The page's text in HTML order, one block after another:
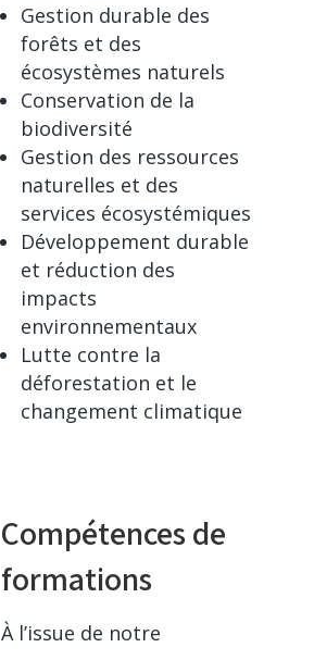
Gestion durable des
forêts et des
écosystèmes naturels
Conservation de la
biodiversité
Gestion des ressources
naturelles et des
services écosystémiques
Développement durable
et réduction des
impacts
environnementaux
Lutte contre la
déforestation et le
changement climatique
Compétences de
formations
À l’issue de notre